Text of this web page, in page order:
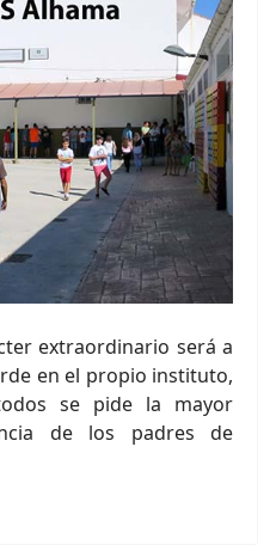
extraordinario será a
en el propio instituto,
se pide la mayor
de los padres de